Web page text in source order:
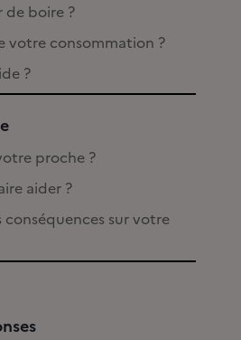
de boire ?
votre consommation ?
?
proche ?
aider ?
sur votre